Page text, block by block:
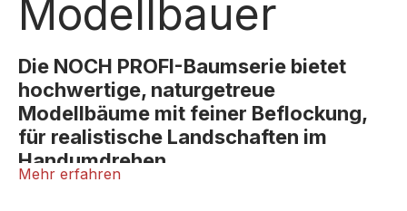
Modellbauer
Die NOCH PROFI-Baumserie bietet
hochwertige, naturgetreue
Modellbäume mit feiner Beflockung,
für realistische Landschaften im
Handumdrehen.
Mehr erfahren